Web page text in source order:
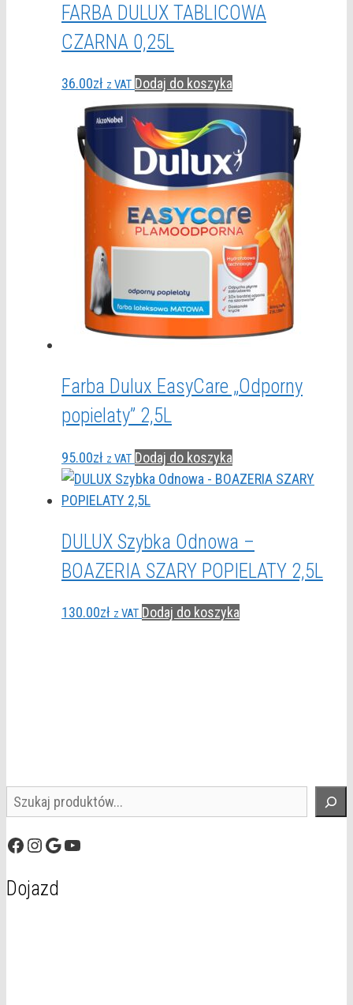
FARBA DULUX TABLICOWA
CZARNA 0,25L
36.00zł z VAT Dodaj do koszyka
Farba Dulux EasyCare „Odporny
popielaty” 2,5L
95.00zł z VAT Dodaj do koszyka
DULUX Szybka Odnowa –
BOAZERIA SZARY POPIELATY 2,5L
130.00zł z VAT Dodaj do koszyka
Szukaj
Facebook
Instagram
GoogleYouTube
Dojazd